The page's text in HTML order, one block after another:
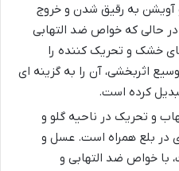
آویشن به رقیق شدن و خروج
حالی که خواص ضد التهابی
خشک و تحریک کننده را
اثربخشی، آن را به گزینه ای
کرده است.
و تحریک در ناحیه گلو و
در بلع همراه است. عسل و
با خواص ضد التهابی و